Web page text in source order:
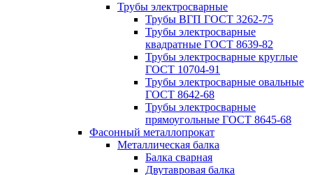
Трубы электросварные
Трубы ВГП ГОСТ 3262-75
Трубы электросварные
квадратные ГОСТ 8639-82
Трубы электросварные круглые
ГОСТ 10704-91
Трубы электросварные овальные
ГОСТ 8642-68
Трубы электросварные
прямоугольные ГОСТ 8645-68
Фасонный металлопрокат
Металлическая балка
Балка сварная
Двутавровая балка